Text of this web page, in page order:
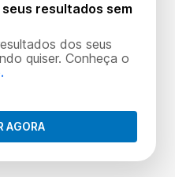
resultados sem
dos seus
quiser. Conheça o
AGORA